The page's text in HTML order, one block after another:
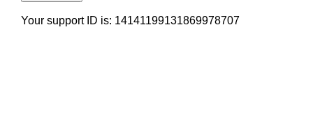
Your support ID is: 14141199131869978707